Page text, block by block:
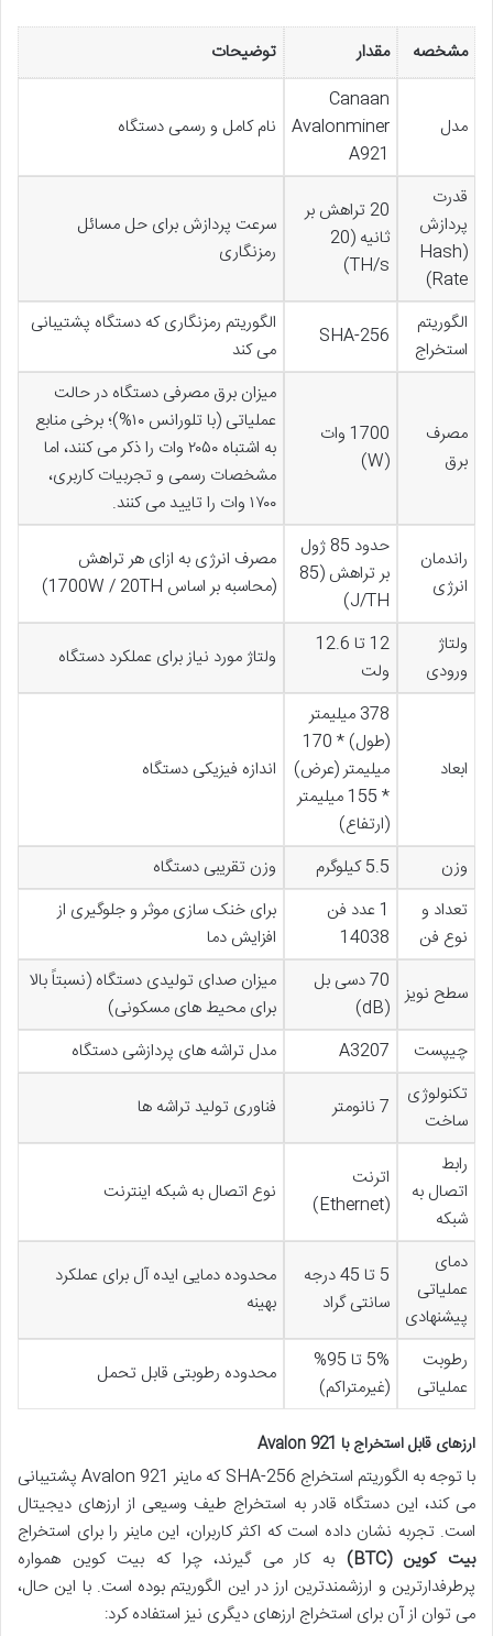
مشخصه مقدار توضیحات
مدل
Canaan
Avalonminer
A921
نام کامل و رسمی دستگاه
قدرت
پردازش
(Hash
Rate)
20 تراهش بر
ثانیه (20
TH/s)
سرعت پردازش برای حل مسائل
رمزنگاری
الگوریتم
استخراج
SHA-256
الگوریتم رمزنگاری که دستگاه پشتیبانی
می کند
مصرف
برق
1700 وات
(W)
میزان برق مصرفی دستگاه در حالت
عملیاتی (با تلورانس ۱۰%)؛ برخی منابع
به اشتباه ۲۰۵۰ وات را ذکر می کنند، اما
مشخصات رسمی و تجربیات کاربری،
۱۷۰۰ وات را تایید می کنند.
راندمان
انرژی
حدود 85 ژول
بر تراهش (85
J/TH)
مصرف انرژی به ازای هر تراهش
(محاسبه بر اساس 1700W / 20TH)
ولتاژ
ورودی
12 تا 12.6
ولت
ولتاژ مورد نیاز برای عملکرد دستگاه
ابعاد
378 میلیمتر
(طول) * 170
میلیمتر (عرض)
* 155 میلیمتر
(ارتفاع)
اندازه فیزیکی دستگاه
وزن 5.5 کیلوگرم
وزن تقریبی دستگاه
تعداد و
نوع فن
1 عدد فن
14038
برای خنک سازی موثر و جلوگیری از
افزایش دما
سطح نویز
70 دسی بل
(dB)
میزان صدای تولیدی دستگاه (نسبتاً بالا
برای محیط های مسکونی)
چیپست
A3207
مدل تراشه های پردازشی دستگاه
تکنولوژی
ساخت
7 نانومتر فناوری تولید تراشه ها
رابط
اتصال به
شبکه
اترنت
(Ethernet)
نوع اتصال به شبکه اینترنت
دمای
عملیاتی
پیشنهادی
5 تا 45 درجه
سانتی گراد
محدوده دمایی ایده آل برای عملکرد
بهینه
رطوبت
عملیاتی
5% تا 95%
(غیرمتراکم)
محدوده رطوبتی قابل تحمل
ارزهای قابل استخراج با Avalon 921
با توجه به الگوریتم استخراج SHA-256 که ماینر Avalon 921 پشتیبانی
می کند، این دستگاه قادر به استخراج طیف وسیعی از ارزهای دیجیتال
است. تجربه نشان داده است که اکثر کاربران، این ماینر را برای استخراج
بیت کوین (BTC)
به کار می گیرند، چرا که بیت کوین همواره
پرطرفدارترین و ارزشمندترین ارز در این الگوریتم بوده است. با این حال،
می توان از آن برای استخراج ارزهای دیگری نیز استفاده کرد: